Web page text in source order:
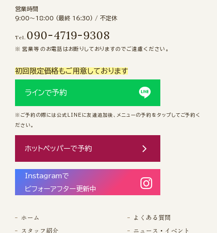
営業時間
9:00〜18:00 (最終 16:30) / 不定休
Tel. 090-4719-9308
営業等のお電話はお断りしておりますのでご遠慮ください。
初回限定価格もご用意しております
ラインで予約
※ご予約の際には公式LINEに友達追加後、メニューの予約をタップしてご予約く
ださい。
ホットペッパーで予約
Instagramで
ビフォーアフター更新中
ホーム
スタッフ紹介
よくある質問
ニュース・イベント